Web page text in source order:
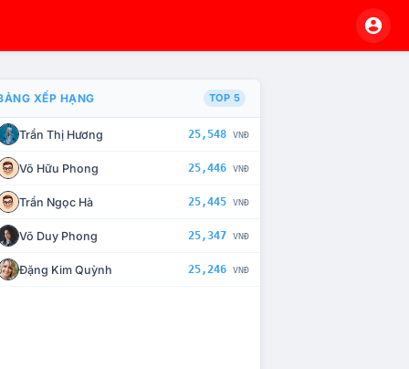
CHẾ TÀI XỬ LÝ VI PHẠM
XẾP HẠNG TOP 5
Trần Thị Hương 25,548 VNĐ
Võ Hữu Phong 25,446 VNĐ
Trần Ngọc Hà 25,445 VNĐ
Võ Duy Phong 25,347 VNĐ
Đặng Kim Quỳnh 25,246 VNĐ